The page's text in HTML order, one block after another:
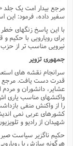
مرجع بیدار امت یک جلد
سفیر داده، فرمود: این
با این پاسخ زنگهاى خطر
براى رویارویى با حکیم و
نیرویى مناسب تر از
جمهورى تزویر
سرانجام نقشه هاى
قدرت دست یافت. مرجع
عشایر، دانشوران و
واکنشهاى مناسب یارى
را از واکنش منفى
کشورهاى عربى نمى
شهیدان از رادیو و
حکیم ناگزیر سیاست صبر
هرگونه سازش یا